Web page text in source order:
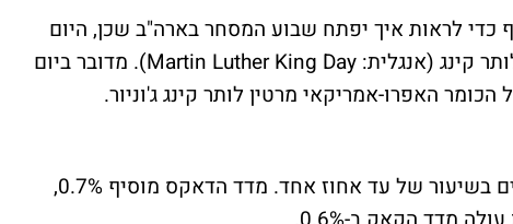
כדי לראות איך יפתח שבוע המסחר בארה"ב שכן, היום
לא יתקיים מסחר בוול סטריט לרגל יום מרטין לותר קינג (אנגלית: Martin Luther King Day). מדובר ביום
האפרו-אמריקאי מרטין לותר קינג ג'וניור.
בשעה זו נרשמות בבורסות אירופה עליות שערים בשיעור של עד אחוז אחד. מדד הדאקס מוסיף 0.7%,